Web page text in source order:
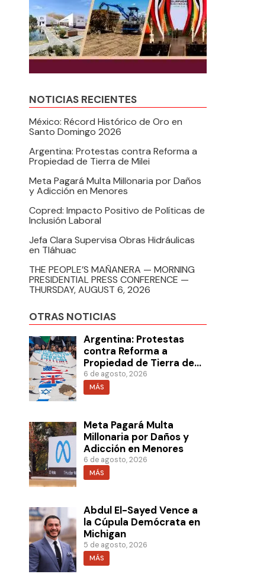
NOTICIAS RECIENTES
México: Récord Histórico de Oro en
Santo Domingo 2026
Argentina: Protestas contra Reforma a
Propiedad de Tierra de Milei
Meta Pagará Multa Millonaria por Daños
y Adicción en Menores
Copred: Impacto Positivo de Políticas de
Inclusión Laboral
Jefa Clara Supervisa Obras Hidráulicas
en Tláhuac
THE PEOPLE’S MAÑANERA — MORNING
PRESIDENTIAL PRESS CONFERENCE —
THURSDAY, AUGUST 6, 2026
OTRAS NOTICIAS
Argentina: Protestas
contra Reforma a
Propiedad de Tierra de
Milei
6 de agosto, 2026
MÁS
Meta Pagará Multa
Millonaria por Daños y
Adicción en Menores
6 de agosto, 2026
MÁS
Abdul El-Sayed Vence a
la Cúpula Demócrata en
Michigan
5 de agosto, 2026
MÁS